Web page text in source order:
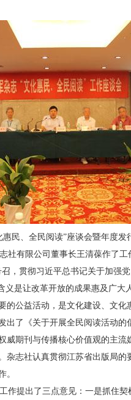
民、全民阅读”座谈会暨年度发
有限公司董事长王清葆作了工
，贯彻习近平总书记关于加强
义是让改革开放的成果惠及广
的公益活动，是文化建设、文
了《关于开展全民阅读活动的
威期刊与传播核心价值观的主流
杂志社认真贯彻江苏省出版局
。
作提出了三点意见：一是抓住